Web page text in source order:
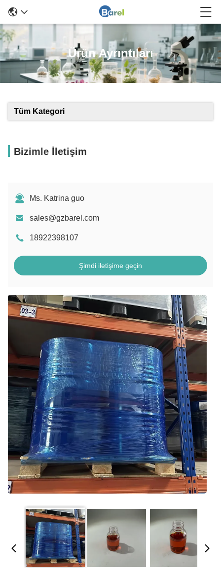
Ürün Ayrıntıları
Tüm Kategori
Bizimle İletişim
Ms. Katrina guo
sales@gzbarel.com
18922398107
Şimdi iletişime geçin